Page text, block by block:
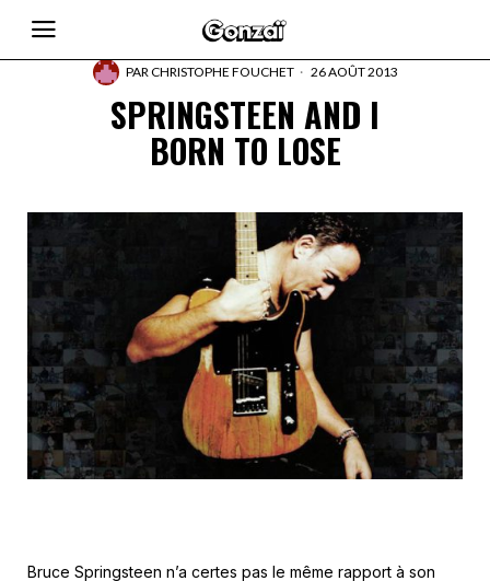
PARCHRISTOPHE FOUCHET 26 AOÛT 2013
SPRINGSTEEN AND I
BORN TO LOSE
Bruce Springsteen n’a certes pas le même rapport à son